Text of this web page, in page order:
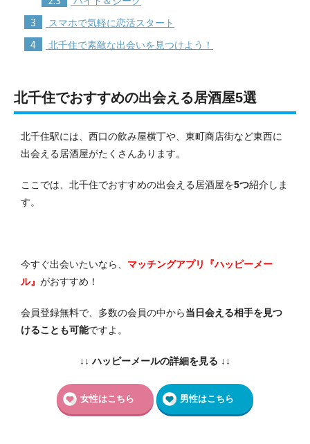
3 スマホで気軽に恋活スタート
4 北千住で素敵な出会いを見つけよう！
北千住でおすすめの出会える居酒屋5選
北千住駅には、西口の飲み屋横丁や、東町商店街など東西に
出会える居酒屋がたくさんあります。
ここでは、北千住でおすすめの出会える居酒屋を5つ紹介しま
す。
今すぐ出会いたいなら、 マッチングアプリ『ハッピーメー
ル』 がおすすめ！
会員登録無料で、多数の会員の中から当日会える相手を見つ
けることも可能ですよ。
↓↓ ハッピーメールの詳細を見る ↓↓
女性はこちら 男性はこちら